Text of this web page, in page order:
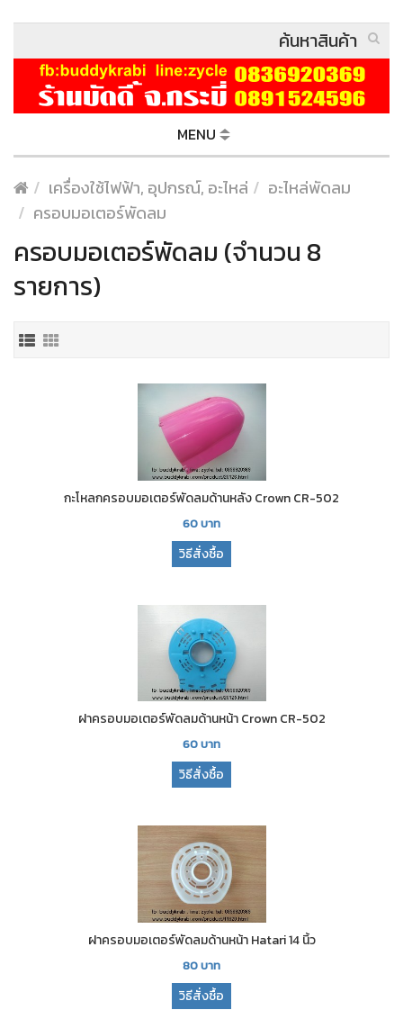
MENU
เครื่องใช้ไฟฟ้า, อุปกรณ์, อะไหล่
อะไหล่พัดลม
ครอบมอเตอร์พัดลม
ครอบมอเตอร์พัดลม (จำนวน 8
รายการ)
กะโหลกครอบมอเตอร์พัดลมด้านหลัง Crown CR-502
60บาท
วิธีสั่งซื้อ
ฝาครอบมอเตอร์พัดลมด้านหน้า Crown CR-502
60บาท
วิธีสั่งซื้อ
ฝาครอบมอเตอร์พัดลมด้านหน้า Hatari 14 นิ้ว
80บาท
วิธีสั่งซื้อ